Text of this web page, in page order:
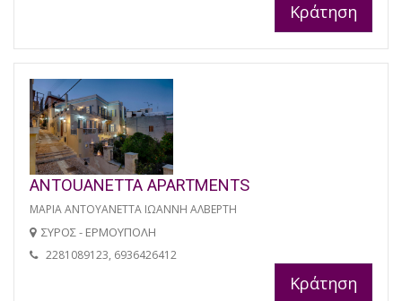
Κράτηση
ANTOUANETTA APARTMENTS
ΜΑΡΙΑ ΑΝΤΟΥΑΝΕΤΤΑ ΙΩΑΝΝΗ ΑΛΒΕΡΤΗ
ΣΥΡΟΣ - ΕΡΜΟΥΠΟΛΗ
2281089123, 6936426412
Κράτηση